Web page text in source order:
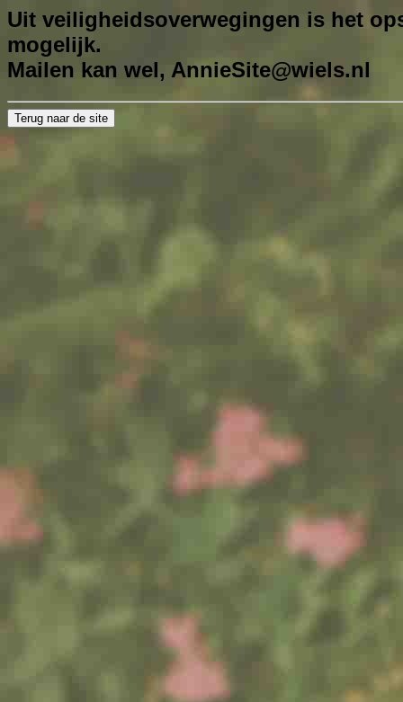
Uit veiligheidsoverwegingen is het
mogelijk.
Mailen kan wel, AnnieSite@wiels.nl